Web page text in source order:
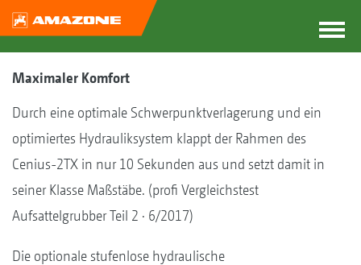
Maximaler Komfort
Durch eine optimale Schwerpunktverlagerung und ein
optimiertes Hydrauliksystem klappt der Rahmen des
Cenius-2TX in nur 10 Sekunden aus und setzt damit in
seiner Klasse Maß­stäbe. (profi Vergleichstest
Aufsattelgrubber Teil 2 · 6/2017)
Die optionale stufenlose hydraulische